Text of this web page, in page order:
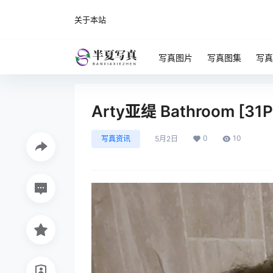
关于本站
写真图片 写真图集 写
Arty亚缇 Bathroom
写真资讯 5月2日 0 10